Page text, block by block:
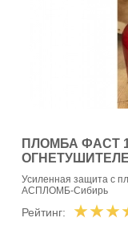
ПЛОМБА ФАСТ
Усиленная защита с
АСПЛОМБ-Сибирь
Рейтинг: